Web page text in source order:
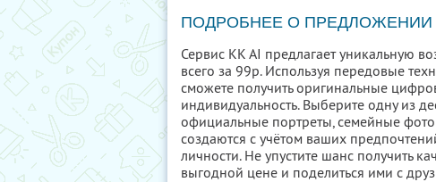
ПОДРОБНЕЕ О ПРЕДЛОЖЕНИИ
Сервис KK AI предлагает уникальную
всего за 99р. Используя передовые
сможете получить оригинальные
индивидуальность. Выберите одну из
официальные портреты, семейные
создаются с учётом ваших
личности. Не упустите шанс получить
выгодной цене и поделиться ими с